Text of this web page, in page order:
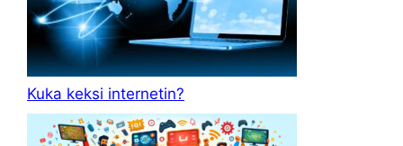
Kuka keksi internetin?